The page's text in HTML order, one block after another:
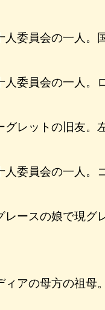
委員会の一人。
委員会の一人。
レットの旧友。
委員会の一人。
レースの娘で現グ
ィアの母方の祖母